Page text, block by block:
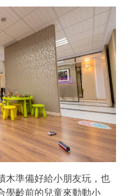
木準備好給小朋友玩，也
學齡前的兒童來動動小